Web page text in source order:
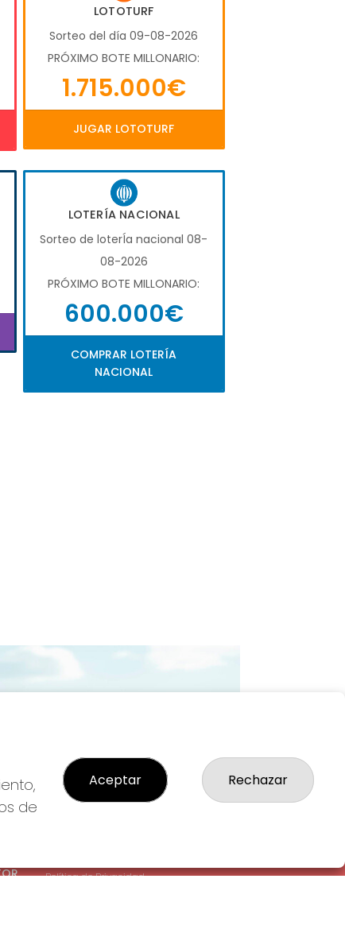
LOTOTURF
Sorteo del día 09-08-2026
PRÓXIMO BOTE MILLONARIO:
1.715.000€
JUGAR LOTOTURF
LOTERÍA NACIONAL
Sorteo de loterÍa nacional 08-
08-2026
PRÓXIMO BOTE MILLONARIO:
600.000€
COMPRAR LOTERÍA
NACIONAL
Política de Privacidad
de
Aceptar Rechazar